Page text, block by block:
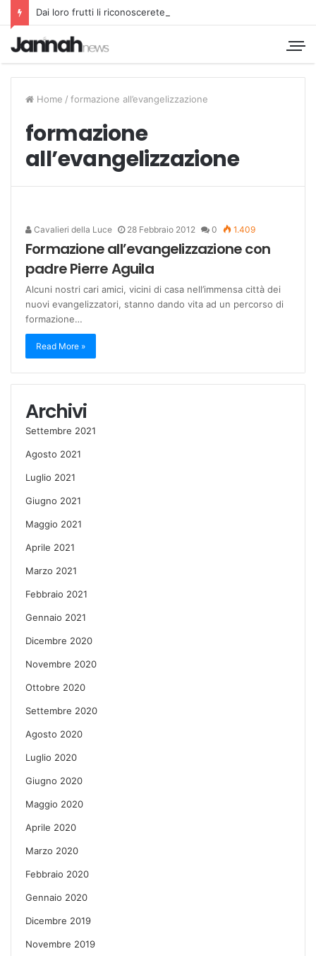
Dai loro frutti li riconoscerete
Home / formazione all’evangelizzazione
formazione
all’evangelizzazione
Cavalieri della Luce 28 Febbraio 2012 0 1.409
Formazione all’evangelizzazione con
padre Pierre Aguila
Alcuni nostri cari amici, vicini di casa nell’immensa città dei
nuovi evangelizzatori, stanno dando vita ad un percorso di
formazione…
Read More »
Archivi
Settembre 2021
Agosto 2021
Luglio 2021
Giugno 2021
Maggio 2021
Aprile 2021
Marzo 2021
Febbraio 2021
Gennaio 2021
Dicembre 2020
Novembre 2020
Ottobre 2020
Settembre 2020
Agosto 2020
Luglio 2020
Giugno 2020
Maggio 2020
Aprile 2020
Marzo 2020
Febbraio 2020
Gennaio 2020
Dicembre 2019
Novembre 2019